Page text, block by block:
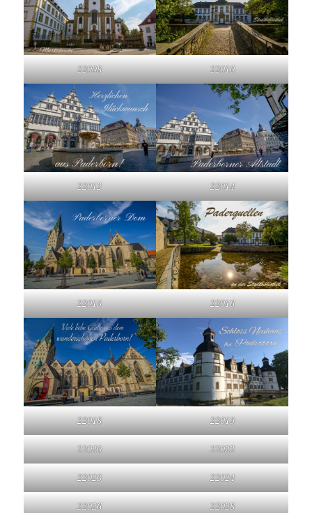
22008 22010
22012 22014
22015 22016
22018 22019
22020 22022
22023 22024
22026 22028